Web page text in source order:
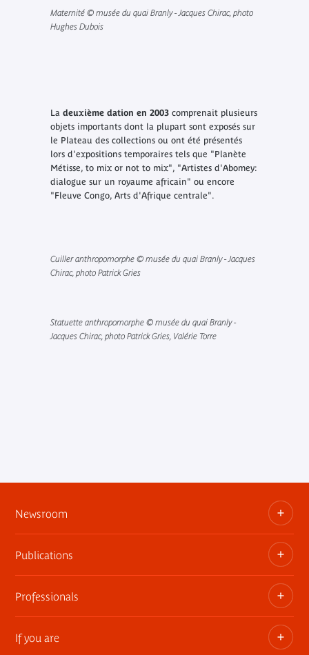
Maternité © musée du quai Branly - Jacques Chirac, photo
Hughes Dubois
La deuxième dation en 2003comprenait plusieurs
objets importants dont la plupart sont exposés sur
le Plateau des collections ou ont été présentés
lors d'expositions temporaires tels que "Planète
Métisse, to mix or not to mix", "Artistes d'Abomey:
dialogue sur un royaume africain" ou encore
"Fleuve Congo, Arts d'Afrique centrale".
Cuiller anthropomorphe © musée du quai Branly - Jacques
Chirac, photo Patrick Gries
Statuette anthropomorphe © musée du quai Branly -
Jacques Chirac, photo Patrick Gries, Valérie Torre
Newsroom
Information kits, press releases, trailers
Press contact
Publications
The museum publications
Professionals
Privatization of public areas
If you are